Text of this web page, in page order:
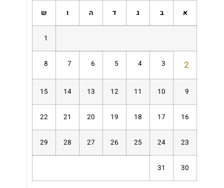
א
ב ג ד ה ו ש
1
2
3
4
5
6
7
8
9
10
11
12
13
14
15
16
17
18
19
20
21
22
23
24
25
26
27
28
29
30
31